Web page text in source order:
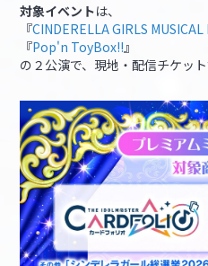
対象イベントは、
『CINDERELLA GIRLS
『Pop'n ToyBox!! 』
の２公演で、現地・配信チケット